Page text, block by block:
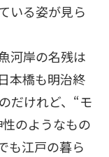
いる姿が見ら
河岸の名残は
本橋も明治終
だけれど、“モ
のようなもの
も江戸の暮ら